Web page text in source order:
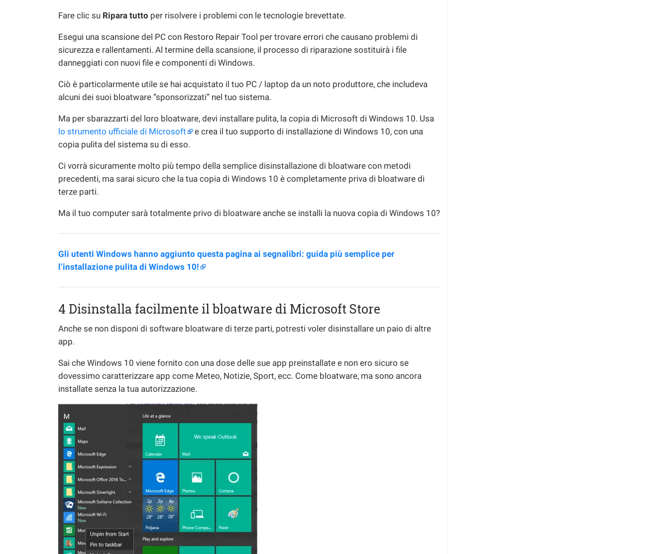
Fare clic su Ripara tutto per risolvere i problemi con le tecnologie brevettate.
Esegui una scansione del PC con Restoro Repair Tool per trovare errori che causano problemi di
sicurezza e rallentamenti. Al termine della scansione, il processo di riparazione sostituirà i file
danneggiati con nuovi file e componenti di Windows.
Ciò è particolarmente utile se hai acquistato il tuo PC / laptop da un noto produttore, che includeva
alcuni dei suoi bloatware “sponsorizzati” nel tuo sistema.
Ma per sbarazzarti del loro bloatware, devi installare pulita, la copia di Microsoft di Windows 10. Usa
lo strumento ufficiale di Microsoft
e crea il tuo supporto di installazione di Windows 10, con una
copia pulita del sistema su di esso.
Ci vorrà sicuramente molto più tempo della semplice disinstallazione di bloatware con metodi
precedenti, ma sarai sicuro che la tua copia di Windows 10 è completamente priva di bloatware di
terze parti.
Ma il tuo computer sarà totalmente privo di bloatware anche se installi la nuova copia di Windows 10?
Gli utenti Windows hanno aggiunto questa pagina ai segnalibri: guida più semplice per
l’installazione pulita di Windows 10!
4 Disinstalla facilmente il bloatware di Microsoft Store
Anche se non disponi di software bloatware di terze parti, potresti voler disinstallare un paio di altre
app.
Sai che Windows 10 viene fornito con una dose delle sue app preinstallate e non ero sicuro se
dovessimo caratterizzare app come Meteo, Notizie, Sport, ecc. Come bloatware, ma sono ancora
installate senza la tua autorizzazione.